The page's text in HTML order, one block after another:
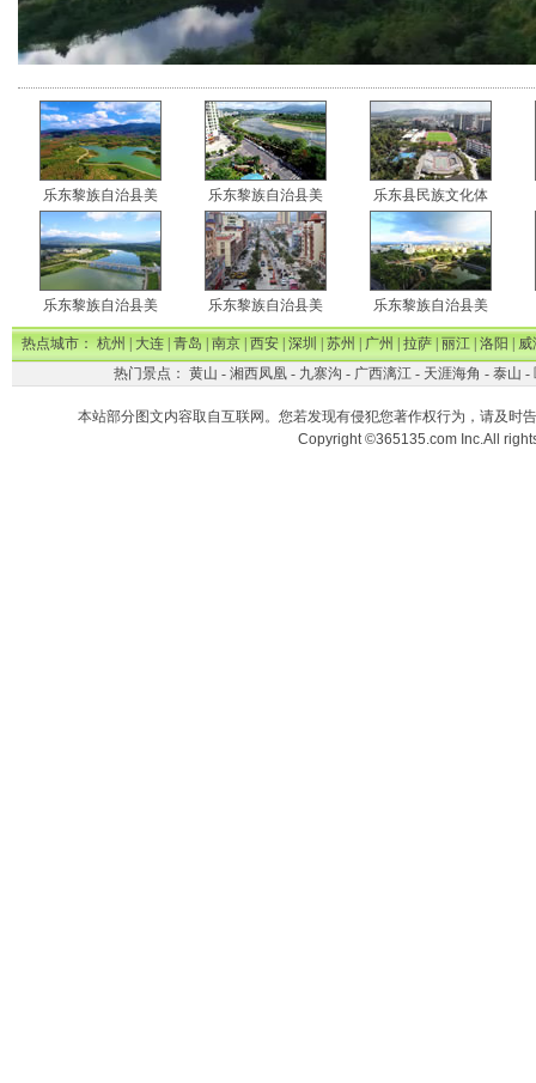
乐东黎族自治县美 乐东黎族自治县美 乐东县民族文化体
乐东黎族自治县美 乐东黎族自治县美 乐东黎族自治县美
热点城市：杭州|大连|青岛|南京|西安|深圳|苏州|广州|拉萨|丽江|洛阳|威
热门景点： 黄山 - 湘西凤凰- 九寨沟 - 广西漓江- 天涯海角 - 泰山 -
本站部分图文内容取自互联网。您若发现有侵犯您著作权行为，请及时
Copyright ©365135.com Inc.All